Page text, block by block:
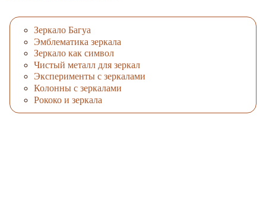
Зеркало Багуа
Эмблематика зеркала
Зеркало как символ
Чистый металл для зеркал
Эксперименты с зеркалами
Колонны с зеркалами
Рококо и зеркала